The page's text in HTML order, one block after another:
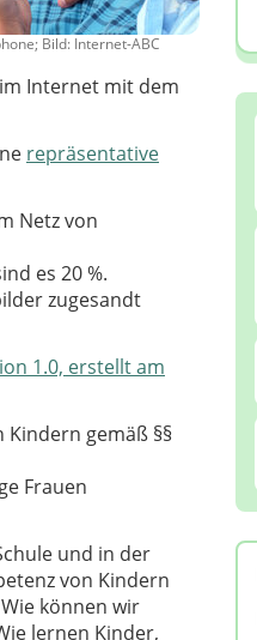
Bild: Internet-ABC
Internet mit dem
repräsentative
Netz von
es 20 %.
zugesandt
1.0, erstellt am
Kindern gemäß §§
Frauen
und in der
von Kindern
können wir
lernen Kinder,